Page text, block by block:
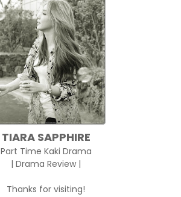
TIARA SAPPHIRE
Part Time Kaki Drama
| Drama Review |
Thanks for visiting!